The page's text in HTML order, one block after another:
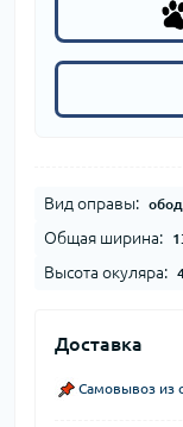
Вид оправы:
Общая ширина:
Высота окуляра:
Доставка
Самовывоз из